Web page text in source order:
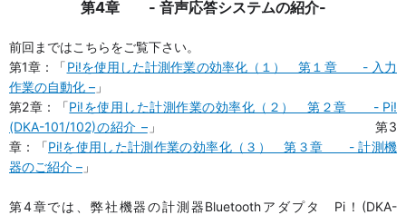
第4章 - 音声応答システムの紹介-
前回まではこちらをご覧下さい。
第1章：「Pi!を使用した計測作業の効率化（１） 第１章 - 入力
作業の自動化 – 」
第2章：「Pi!を使用した計測作業の効率化（２） 第２章 - Pi!
(DKA-101/102)の紹介 –」 第3
章：「Pi!を使用した計測作業の効率化（３） 第３章 - 計測機
器のご紹介 – 」
第4章では、弊社機器の計測器Bluetoothアダプタ Pi！(DKA-